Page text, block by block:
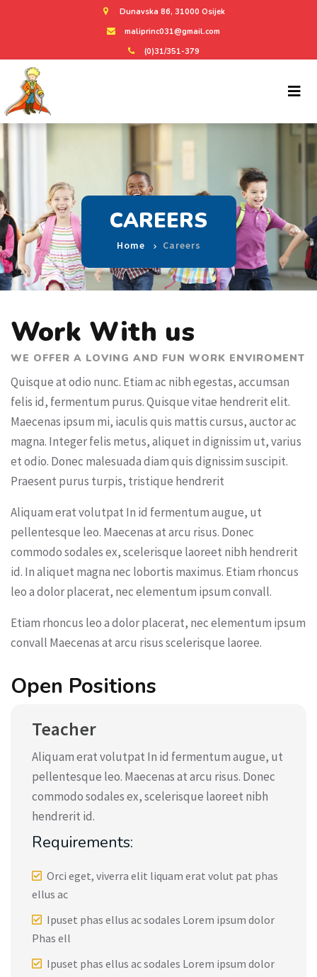
Dunavska 86, 31000 Osijek
maliprinc031@gmail.com
(0)31/351-379
CAREERS
Home Careers
Work With us
WE OFFER A LOVING AND FUN WORK ENVIROMENT
Quisque at odio nunc. Etiam ac nibh egestas, accumsan
felis id, fermentum purus. Quisque vitae hendrerit elit.
Maecenas ipsum mi, iaculis quis mattis cursus, auctor ac
magna. Integer felis metus, aliquet in dignissim ut, varius
et odio. Donec malesuada diam quis dignissim suscipit.
Praesent purus turpis, tristique hendrerit
Aliquam erat volutpat In id fermentum augue, ut
pellentesque leo. Maecenas at arcu risus. Donec
commodo sodales ex, scelerisque laoreet nibh hendrerit
id. In aliquet magna nec lobortis maximus. Etiam rhoncus
leo a dolor placerat, nec elementum ipsum convall.
Etiam rhoncus leo a dolor placerat, nec elementum ipsum
convall Maecenas at arcu risus scelerisque laoree.
Open Positions
Teacher
Aliquam erat volutpat In id fermentum augue, ut
pellentesque leo. Maecenas at arcu risus. Donec
commodo sodales ex, scelerisque laoreet nibh
hendrerit id.
Requirements:
Orci eget, viverra elit liquam erat volut pat phas
ellus ac
Ipuset phas ellus ac sodales Lorem ipsum dolor
Phas ell
Ipuset phas ellus ac sodales Lorem ipsum dolor